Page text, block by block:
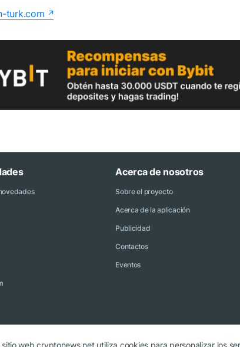
turk.com
Acerca de nosotros
Sobre el proyecto
Acerca de la aplicación
Publicidad
Contactos
Eventos
sitio web cryptonews.net utiliza cookies para personalizar los